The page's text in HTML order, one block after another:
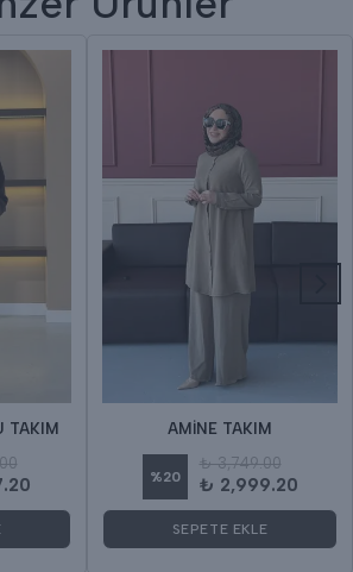
TAKIM AMİNE TAKIM
%20
₺ 3,749.00
₺ 2,999.20
SEPETE EKLE